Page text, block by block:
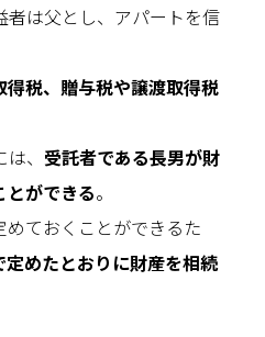
は父とし、アパートを信
得税、贈与税や譲渡取得税
、 受託者である長男が財
ができる。
ておくことができるた
めたとおりに財産を相続